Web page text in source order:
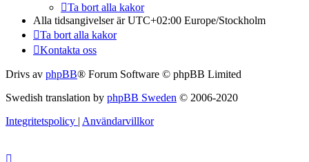
Ta bort alla kakor
Alla tidsangivelser är UTC+02:00 Europe/Stockholm
Ta bort alla kakor
Kontakta oss
Drivs av phpBB® Forum Software © phpBB Limited
Swedish translation by phpBB Sweden © 2006-2020
Integritetspolicy | Användarvillkor